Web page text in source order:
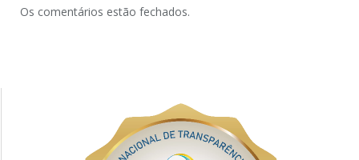
Os comentários estão fechados.